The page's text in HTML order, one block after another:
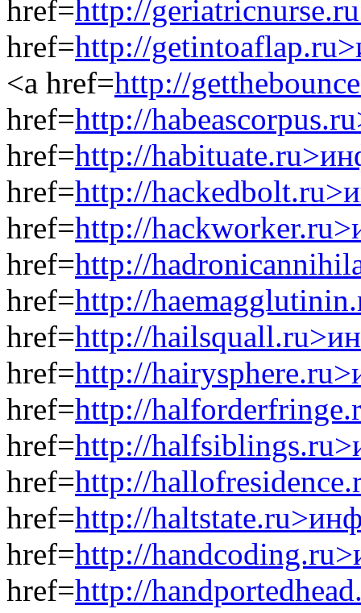
href=http://
href=http://
<a href=http://
href=http://
href=http://
href=http://
href=http://
href=http://
href=http://
href=http://
href=http://
href=http://
href=http://
href=http://
href=http://
href=http://
href=http://